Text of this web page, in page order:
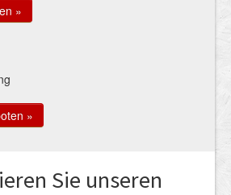
»
»
Sie unseren